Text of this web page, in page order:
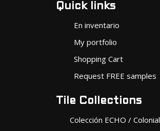
Quick links
En inventario
My portfolio
Shopping Cart
Request FREE samples
Tile Collections
Colección ECHO / Colonial